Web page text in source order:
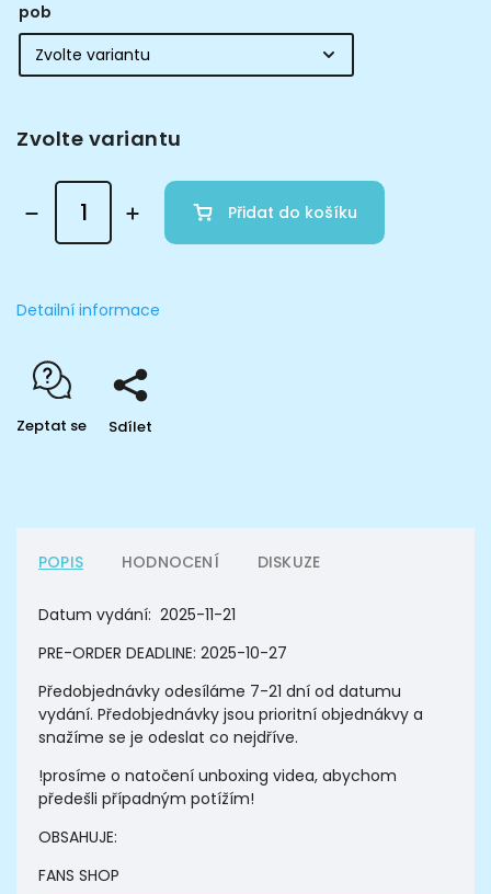
pob
Zvolte variantu
Přidat do košíku
Detailní informace
Zeptat se Sdílet
POPIS HODNOCENÍ DISKUZE
Datum vydání: 2025-11-21
PRE-ORDER DEADLINE: 2025-10-27
Předobjednávky odesíláme 7-21 dní od datumu
vydání. Předobjednávky jsou prioritní objednákvy a
snažíme se je odeslat co nejdříve.
!prosíme o natočení unboxing videa, abychom
předešli případným potížím!
OBSAHUJE:
FANS SHOP